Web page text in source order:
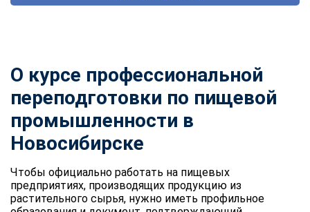
О курсе профессиональной
переподготовки по пищевой
промышленности в
Новосибирске
Чтобы официально работать на пищевых
предприятиях, производящих продукцию из
растительного сырья, нужно иметь профильное